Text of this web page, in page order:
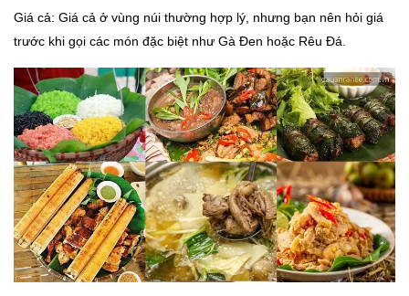
Giá cả: Giá cả ở vùng núi thường hợp lý, nhưng bạn nên hỏi giá
trước khi gọi các món đặc biệt như Gà Đen hoặc Rêu Đá.